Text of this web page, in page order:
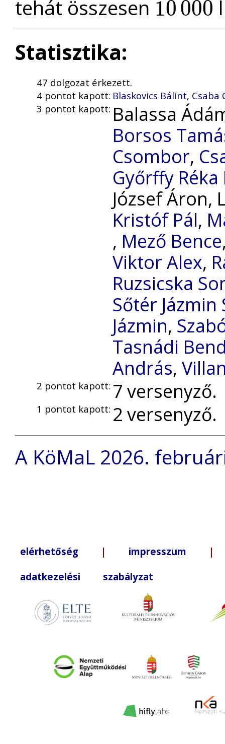
tehát összesen 10000
10000
Statisztika:
47 dolgozat érkezett.
4 pontot kapott: Blaskovics Bálint, Csaba
3 pontot kapott: Balassa
Borsos
Csombor,
Győrffy Réka
József Áron,
Kristóf Pál,
, Mező Bence
Viktor Alex,
Ruzsicska
Sőtér Jázmin
Jázmin,
Tasnádi
András,
2 pontot kapott: 7 versenyző.
1 pontot kapott: 2 versenyző.
A KöMaL 2026.
elérhetőség | impresszum |
adatkezelési szabályzat